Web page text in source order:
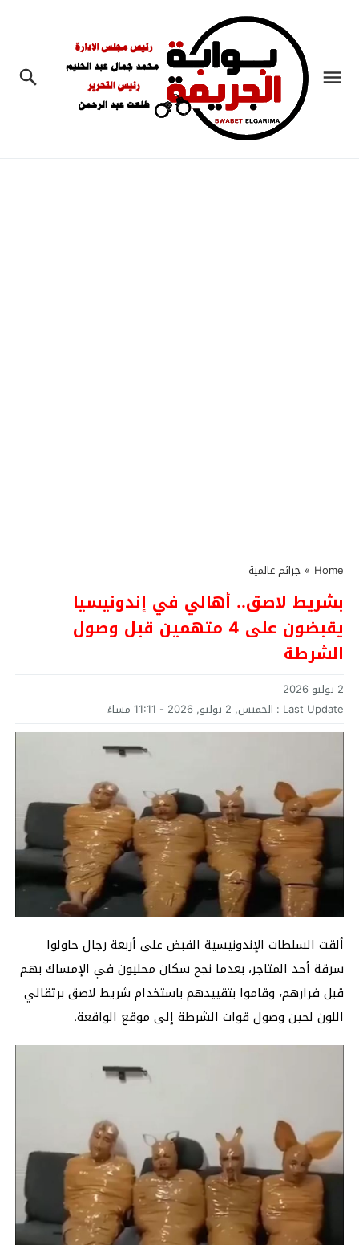
Home
» جرائم عالمية
بشريط لاصق.. أهالي في إندونيسيا
يقبضون على 4 متهمين قبل وصول
الشرطة
2 يوليو 2026
Last Update : الخميس, 2 يوليو, 2026 - 11:11 مساءً
ألقت السلطات الإندونيسية القبض على أربعة رجال حاولوا
سرقة أحد المتاجر، بعدما نجح سكان محليون في الإمساك بهم
قبل فرارهم، وقاموا بتقييدهم باستخدام شريط لاصق برتقالي
اللون لحين وصول قوات الشرطة إلى موقع الواقعة.